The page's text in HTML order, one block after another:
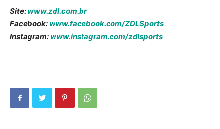
Site: www.zdl.com.br
Facebook: www.facebook.com/ZDLSports
Instagram: www.instagram.com/zdlsports